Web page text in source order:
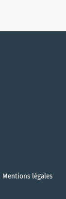
Mentions légales